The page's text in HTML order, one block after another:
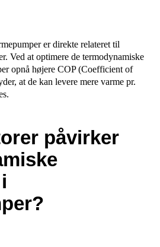
er direkte relateret til
Ved at optimere de termodynamiske
opnå højere COP (Coefficient of
at de kan levere mere varme pr.
påvirker